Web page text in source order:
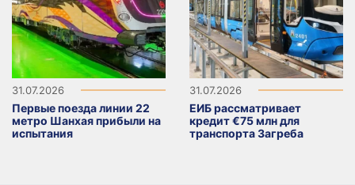
31.07.2026
Первые поезда линии 22
метро Шанхая прибыли на
испытания
31.07.2026
ЕИБ рассматривает
кредит €75 млн для
транспорта Загреба